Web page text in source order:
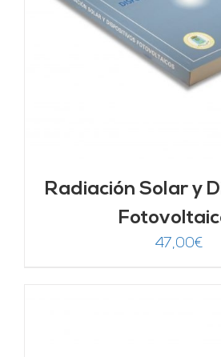
Radiación Solar y
47,00€